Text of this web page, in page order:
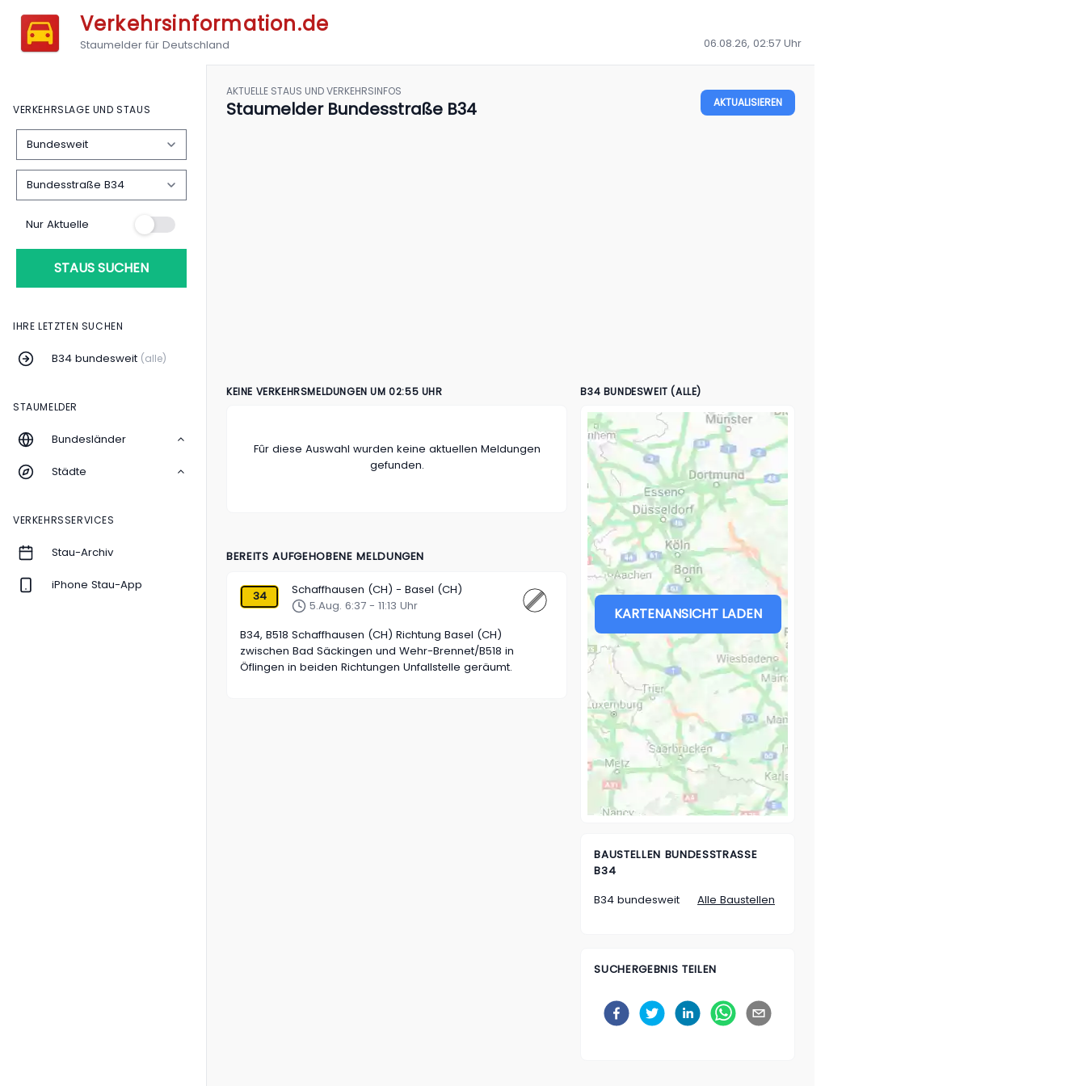
Verkehrsinformation.de
Staumelder für Deutschland 06.08.26, 02:57Uhr
VERKEHRSLAGE UND STAUS
Nur Aktuelle
STAUS SUCHEN
IHRE LETZTEN SUCHEN
B34 bundesweit (alle)
STAUMELDER
Bundesländer
Städte
VERKEHRSSERVICES
Stau-Archiv
iPhone Stau-App
AKTUELLE STAUS UND VERKEHRSINFOS
Staumelder Bundesstraße B34 AKTUALISIEREN
KEINE VERKEHRSMELDUNGEN UM 02:55 UHR
Fûr diese Auswahl wurden keine aktuellen Meldungen
gefunden.
BEREITS AUFGEHOBENE MELDUNGEN
34
Schaffhausen (CH) - Basel (CH)
5.Aug. 6:37 - 11:13 Uhr
B34, B518 Schaffhausen (CH) Richtung Basel (CH)
zwischen Bad Säckingen und Wehr-Brennet/B518 in
Öflingen in beiden Richtungen Unfallstelle geräumt.
B34 BUNDESWEIT (ALLE)
KARTENANSICHT LADEN
BAUSTELLEN BUNDESSTRASSE B
34
B34 bundesweit
Alle Baustellen
SUCHERGEBNIS TEILEN